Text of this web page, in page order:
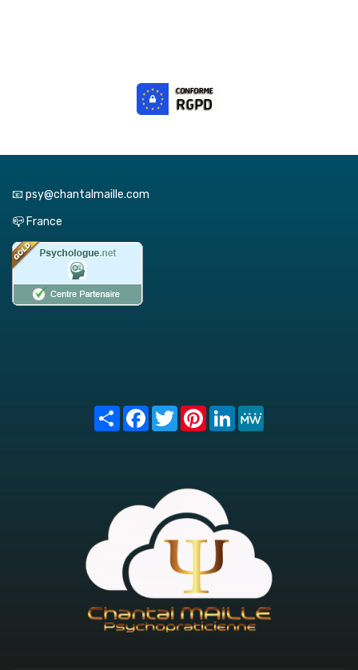
📧 psy@chantalmaille.com
📪 France
Share FacebookTwitterPinterest
LinkedIn